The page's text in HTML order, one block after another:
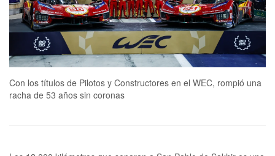
Con los títulos de Pilotos y Constructores en el WEC, rompió una
racha de 53 años sin coronas